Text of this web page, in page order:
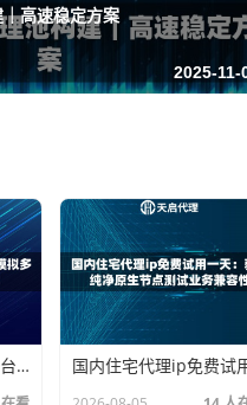
高速稳定方案
2025-11-
电脑ip多开器软件：一台电脑模拟多个不同城市ip访问的技术